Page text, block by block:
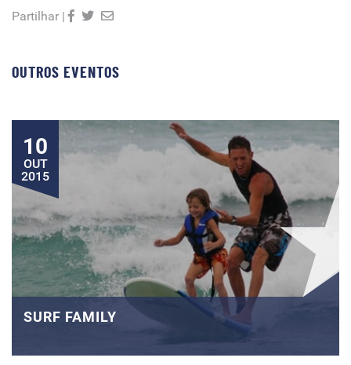
Partilhar |
OUTROS EVENTOS
10
OUT
2015
SURF FAMILY